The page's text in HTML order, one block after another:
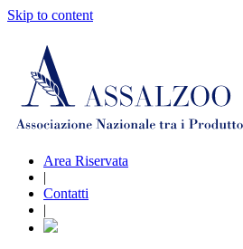
Skip to content
Area Riservata
|
Contatti
|